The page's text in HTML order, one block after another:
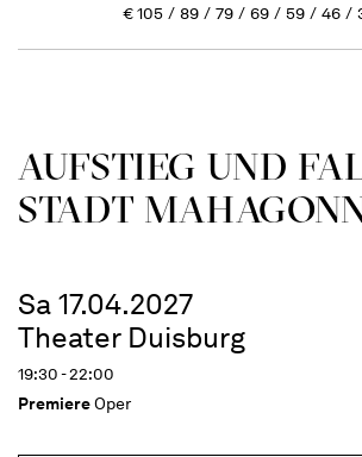
€105 89 79 69 59 46
AUFSTIEG UND
STADT
Sa 17.04.2027
Theater Duisburg
19:30 - 22:00
PremiereOper